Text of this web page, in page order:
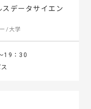
データサイエン
/大学
19：30